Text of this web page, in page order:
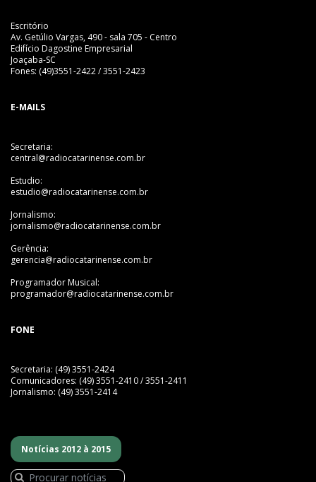
Escritório
Av. Getúlio Vargas, 490 - sala 705 - Centro
Edifício Dagostine Empresarial
Joaçaba-SC
Fones: (49)3551-2422 / 3551-2423
E-MAILS
Secretaria:
central@radiocatarinense.com.br
Estudio:
estudio@radiocatarinense.com.br
Jornalismo:
jornalismo@radiocatarinense.com.br
Gerência:
gerencia@radiocatarinense.com.br
Programador Musical:
programador@radiocatarinense.com.br
FONE
Secretaria: (49) 3551-2424
Comunicadores: (49) 3551-2410 / 3551-2411
Jornalismo: (49) 3551-2414
Notícias 2012 à 2015